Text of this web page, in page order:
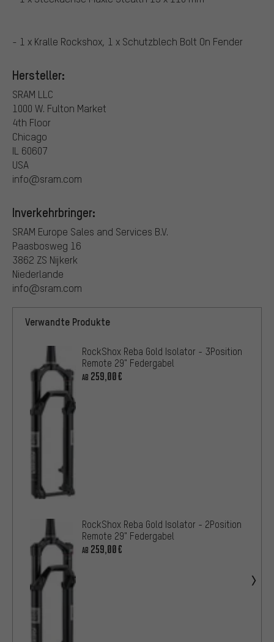
- 1 x Kralle Rockshox, 1 x Schutzblech Bolt On Fender
Hersteller:
SRAM LLC
1000 W. Fulton Market
4th Floor
Chicago
IL 60607
USA
info@sram.com
Inverkehrbringer:
SRAM Europe Sales and Services B.V.
Paasbosweg 16
3862 ZS Nijkerk
Niederlande
info@sram.com
Verwandte Produkte
RockShox Reba Gold Isolator - 3Position
Remote 29" Federgabel
AB 259,00€
RockShox Reba Gold Isolator - 2Position
Remote 29" Federgabel
AB 259,00€